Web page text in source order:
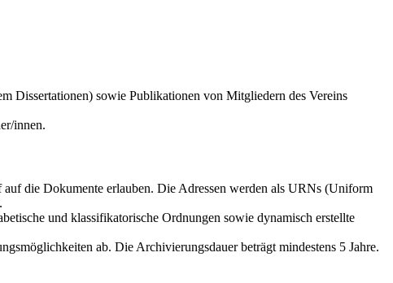
Dissertationen) sowie Publikationen von Mitgliedern des Vereins
innen.
die Dokumente erlauben. Die Adressen werden als URNs (Uniform
und klassifikatorische Ordnungen sowie dynamisch erstellte
ab. Die Archivierungsdauer beträgt mindestens 5 Jahre.